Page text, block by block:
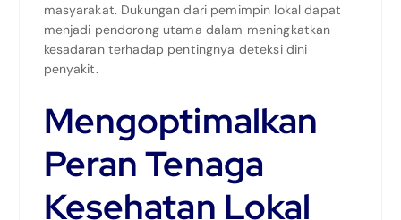
masyarakat. Dukungan dari pemimpin lokal dapat
menjadi pendorong utama dalam meningkatkan
kesadaran terhadap pentingnya deteksi dini
penyakit.
Mengoptimalkan
Peran Tenaga
Kesehatan Lokal